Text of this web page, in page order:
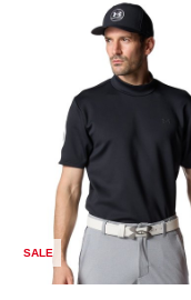
SALE